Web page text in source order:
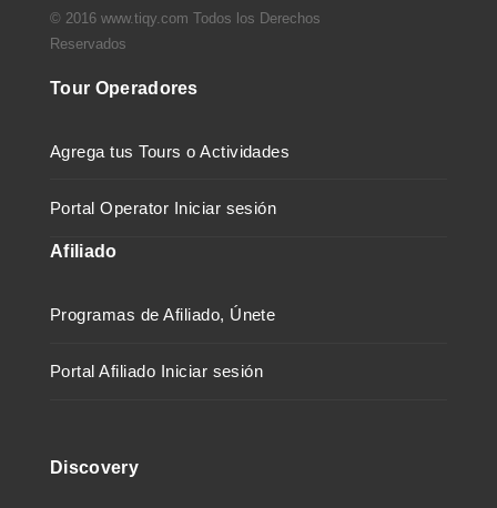
© 2016 www.tiqy.com Todos los Derechos
Reservados
Tour Operadores
Agrega tus Tours o Actividades
Portal Operator Iniciar sesión
Afiliado
Programas de Afiliado, Únete
Portal Afiliado Iniciar sesión
Discovery